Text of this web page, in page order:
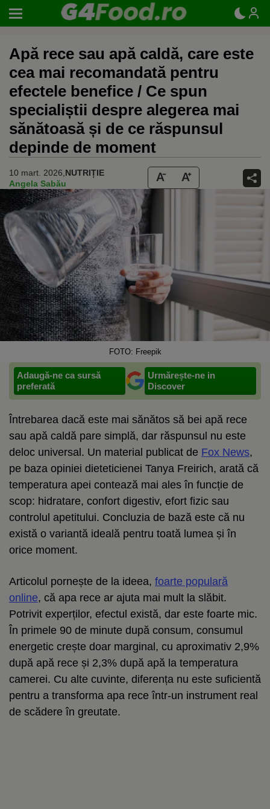
Apă rece sau apă caldă, care este
cea mai recomandată pentru
efectele benefice / Ce spun
specialiștii despre alegerea mai
sănătoasă și de ce răspunsul
depinde de moment
10 mart. 2026, NUTRIȚIE
Angela Sabău
FOTO: Freepik
Adaugă-ne ca sursă
preferată
Urmărește-ne in
Discover
Întrebarea dacă este mai sănătos să bei apă rece
sau apă caldă pare simplă, dar răspunsul nu este
deloc universal. Un material publicat de Fox News,
pe baza opiniei dieteticienei Tanya Freirich, arată că
temperatura apei contează mai ales în funcție de
scop: hidratare, confort digestiv, efort fizic sau
controlul apetitului. Concluzia de bază este că nu
există o variantă ideală pentru toată lumea și în
orice moment.
Articolul pornește de la ideea, foarte populară
online, că apa rece ar ajuta mai mult la slăbit.
Potrivit experților, efectul există, dar este foarte mic.
În primele 90 de minute după consum, consumul
energetic crește doar marginal, cu aproximativ 2,9%
după apă rece și 2,3% după apă la temperatura
camerei. Cu alte cuvinte, diferența nu este suficientă
pentru a transforma apa rece într-un instrument real
de scădere în greutate.